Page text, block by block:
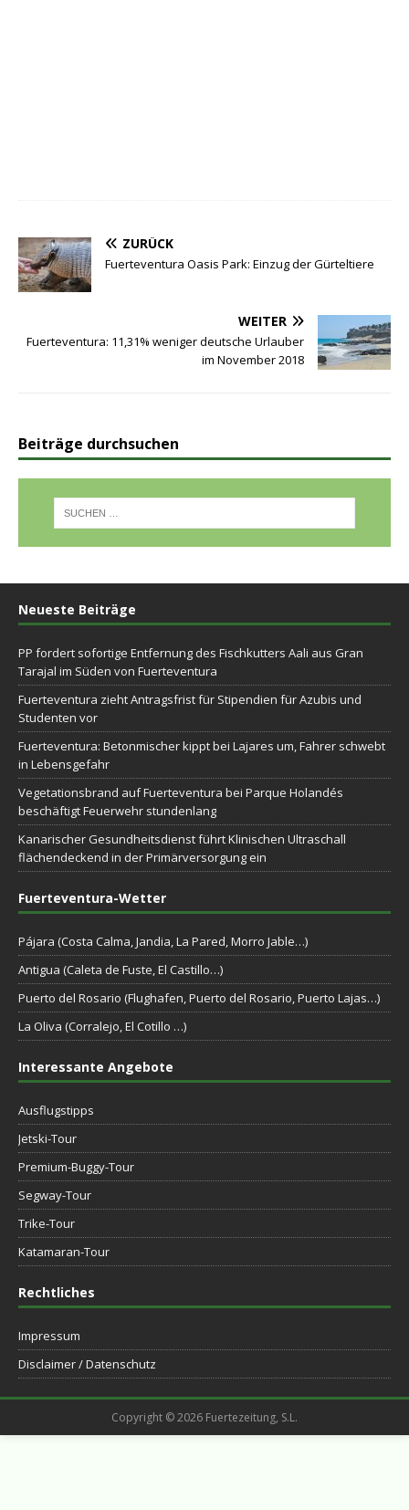
ZURÜCK
Fuerteventura Oasis Park: Einzug der Gürteltiere
WEITER
Fuerteventura: 11,31% weniger deutsche Urlauber
im November 2018
Beiträge durchsuchen
Neueste Beiträge
PP fordert sofortige Entfernung des Fischkutters Aali aus Gran
Tarajal im Süden von Fuerteventura
Fuerteventura zieht Antragsfrist für Stipendien für Azubis und
Studenten vor
Fuerteventura: Betonmischer kippt bei Lajares um, Fahrer schwebt
in Lebensgefahr
Vegetationsbrand auf Fuerteventura bei Parque Holandés
beschäftigt Feuerwehr stundenlang
Kanarischer Gesundheitsdienst führt Klinischen Ultraschall
flächendeckend in der Primärversorgung ein
Fuerteventura-Wetter
Pájara (Costa Calma, Jandia, La Pared, Morro Jable…)
Antigua (Caleta de Fuste, El Castillo…)
Puerto del Rosario (Flughafen, Puerto del Rosario, Puerto Lajas…)
La Oliva (Corralejo, El Cotillo …)
Interessante Angebote
Ausflugstipps
Jetski-Tour
Premium-Buggy-Tour
Segway-Tour
Trike-Tour
Katamaran-Tour
Rechtliches
Impressum
Disclaimer / Datenschutz
Copyright © 2026 Fuertezeitung, S.L.